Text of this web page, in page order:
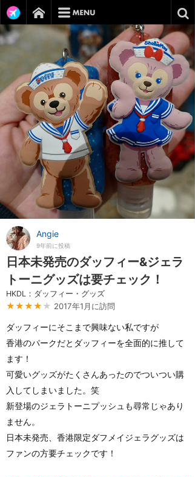
Angie
9年前に投稿
日本未発売のダッフィー&ジェラ
トーニグッズは要チェック！
HKDL：ダッフィー・グッズ
★★★★ ★ 2017年1月に訪問
ダッフィーにそこまで興味ない私ですが
香港のパークだとダッフィーを全面的に推して
ます！
可愛いグッズがたくさんあったのでついつい購
入してしまいました。笑
新登場のジェラトーニプッシュも尋常じゃあり
ません。
日本未発売、香港限定ダフメイジェラグッズは
ファンの方要チェックです！